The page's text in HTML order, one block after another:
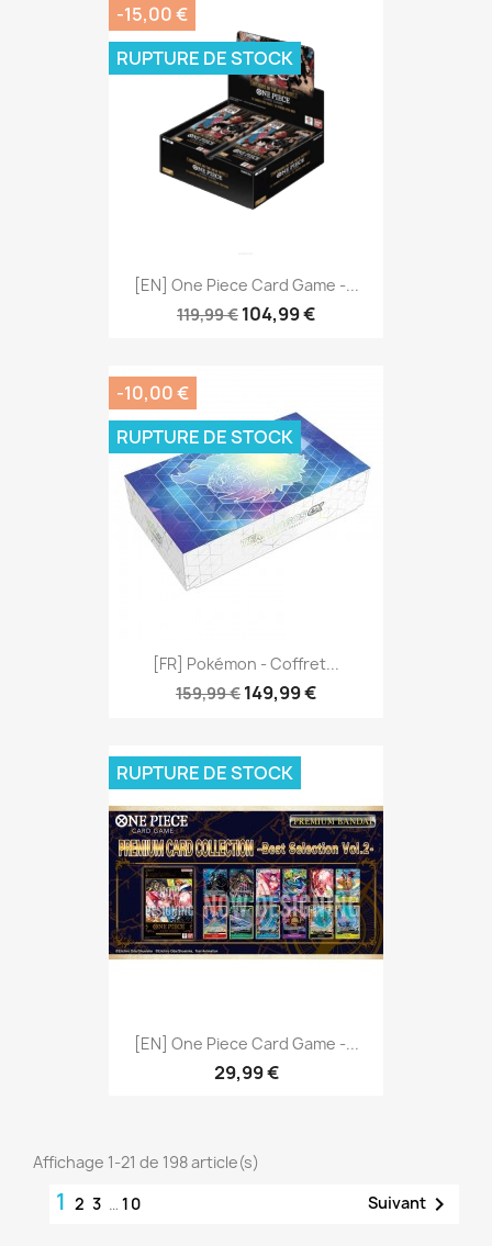
[EN] One Piece Card Game -...
119,99 € 104,99 €
-15,00 €
RUPTURE DE STOCK
[FR] Pokémon - Coffret...
159,99 € 149,99 €
-10,00 €
RUPTURE DE STOCK
[EN] One Piece Card Game -...
29,99 €
RUPTURE DE STOCK
Affichage 1-21 de 198 article(s)
1 2 3 … 10 Suivant 